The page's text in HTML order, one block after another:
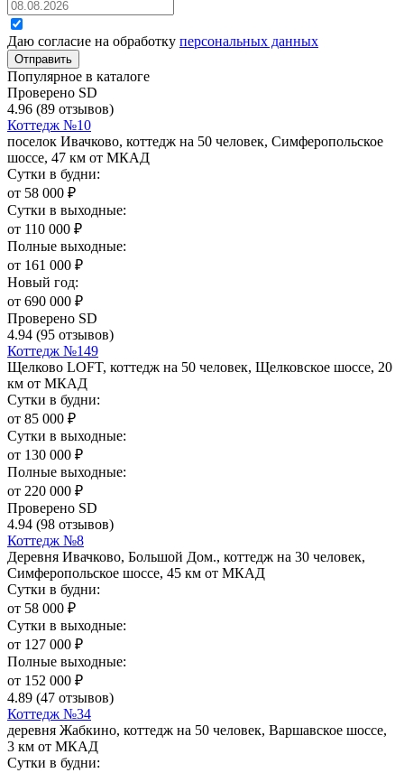
Даю согласие на обработку персональных данных
Отправить
Популярное в каталоге
Проверено SD
4.96 (89 отзывов)
Коттедж №10
поселок Ивачково, коттедж на 50 человек, Симферопольское
шоссе, 47 км от МКАД
Сутки в будни:
от 58 000 ₽
Сутки в выходные:
от 110 000 ₽
Полные выходные:
от 161 000 ₽
Новый год:
от 690 000 ₽
Проверено SD
4.94 (95 отзывов)
Коттедж №149
Щелково LOFT, коттедж на 50 человек, Щелковское шоссе, 20
км от МКАД
Сутки в будни:
от 85 000 ₽
Сутки в выходные:
от 130 000 ₽
Полные выходные:
от 220 000 ₽
Проверено SD
4.94 (98 отзывов)
Коттедж №8
Деревня Ивачково, Большой Дом., коттедж на 30 человек,
Симферопольское шоссе, 45 км от МКАД
Сутки в будни:
от 58 000 ₽
Сутки в выходные:
от 127 000 ₽
Полные выходные:
от 152 000 ₽
4.89 (47 отзывов)
Коттедж №34
деревня Жабкино, коттедж на 50 человек, Варшавское шоссе,
3 км от МКАД
Сутки в будни: